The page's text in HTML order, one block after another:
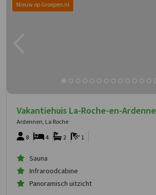
Nieuw op Groepen.nl
Vakantiehuis La-Roche-en-Ardenne
Ardennen, La Roche
8
1
2
4
Sauna
Infraroodcabine
Panoramisch uitzicht